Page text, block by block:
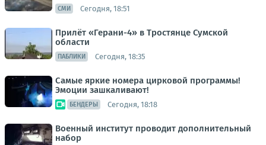
СМИ Сегодня, 18:51
Прилёт «Герани-4» в Тростянце Сумской
области
ПАБЛИКИ Сегодня, 18:35
Самые яркие номера цирковой программы!
Эмоции зашкаливают!
БЕНДЕРЫ Сегодня, 18:18
Военный институт проводит дополнительный
набор